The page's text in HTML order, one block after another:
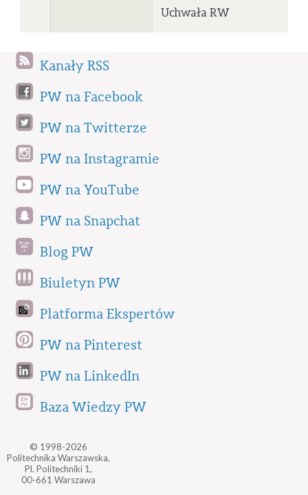
Uchwała RW
Kanały RSS
PW na Facebook
PW na Twitterze
PW na Instagramie
PW na YouTube
PW na Snapchat
Blog PW
Biuletyn PW
Platforma Ekspertów
PW na Pinterest
PW na LinkedIn
Baza Wiedzy PW
© 1998-2026
Politechnika Warszawska,
Pl. Politechniki 1,
00-661 Warszawa